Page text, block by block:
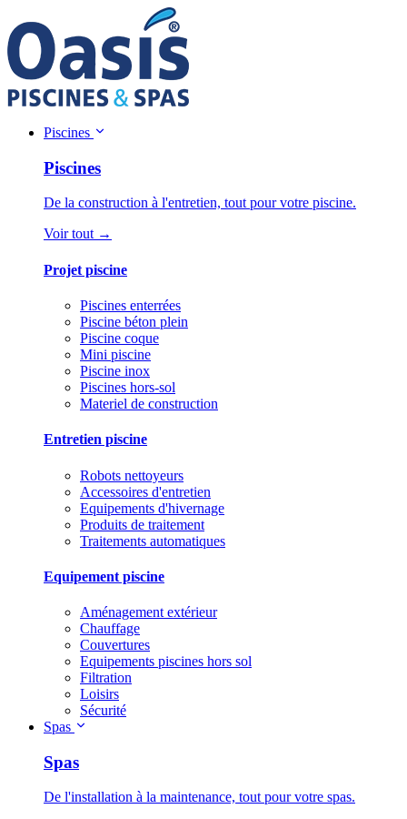
Piscines
Piscines
De la construction à l'entretien, tout pour votre piscine.
Voir tout →
Projet piscine
Piscines enterrées
Piscine béton plein
Piscine coque
Mini piscine
Piscine inox
Piscines hors-sol
Materiel de construction
Entretien piscine
Robots nettoyeurs
Accessoires d'entretien
Equipements d'hivernage
Produits de traitement
Traitements automatiques
Equipement piscine
Aménagement extérieur
Chauffage
Couvertures
Equipements piscines hors sol
Filtration
Loisirs
Sécurité
Spas
Spas
De l'installation à la maintenance, tout pour votre spas.